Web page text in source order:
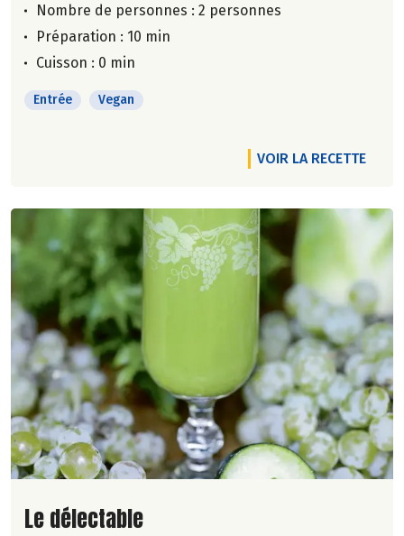
Nombre de personnes : 2 personnes
Préparation : 10 min
Cuisson : 0 min
Entrée Vegan
VOIR LA RECETTE
Lire la suite de la recette
Le délectable